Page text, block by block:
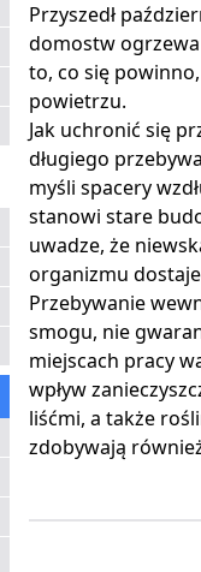
Przyszedł
domostw
to, co się
powietrzu.
Jak uchronić się
długiego
myśli spacery
stanowi stare
uwadze, że
organizmu
Przebywanie
smogu, nie
miejscach pracy
wpływ
liśćmi, a także
zdobywają